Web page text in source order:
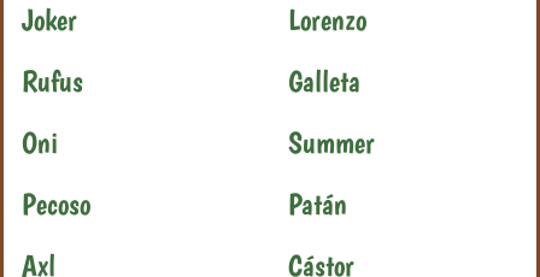
Joker
Lorenzo
Rufus
Galleta
Oni
Summer
Pecoso
Patán
Axl
Cástor